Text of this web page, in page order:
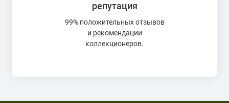
репутация
99% положительных отзывов
и рекомендации
коллекционеров.